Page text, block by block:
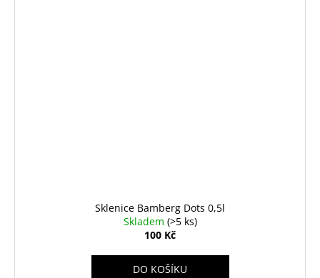
Sklenice Bamberg Dots 0,5l
Skladem (>5 ks)
100 Kč
DO KOŠÍKU